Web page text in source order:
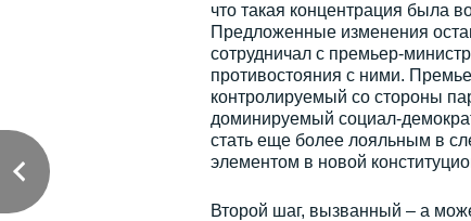
что такая концентрация была
Предложенные изменения
сотрудничал с премьер-
противостояния с ними.
контролируемый со стороны
доминируемый социал-
стать еще более лояльным в
элементом в новой
Второй шаг, вызванный – а